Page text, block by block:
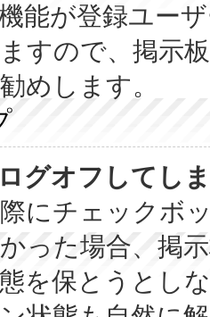
能が登録ユー
すので、掲示
めします。
グオフしてし
にチェックボ
った場合、掲
を保とうとし